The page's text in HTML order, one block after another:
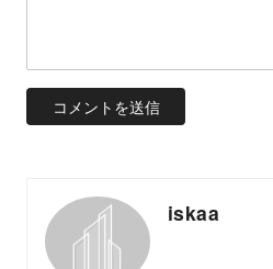
iskaa